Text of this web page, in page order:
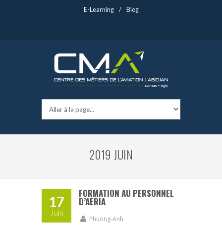
E-Learning / Blog
2019 JUIN
17
Juin
FORMATION AU PERSONNEL
D’AERIA
Phuong-Anh